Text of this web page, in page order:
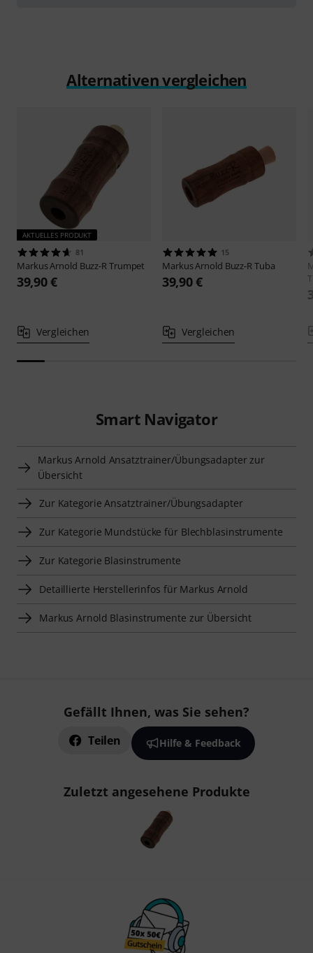
Alternativen vergleichen
AKTUELLES PRODUKT
81
Markus Arnold Buzz-R Trumpet
39,90 €
Vergleichen
15
Markus Arnold Buzz-R Tuba
39,90 €
Vergleichen
Smart Navigator
Markus Arnold Ansatztrainer/Übungsadapter zur
Übersicht
Zur Kategorie Ansatztrainer/Übungsadapter
Zur Kategorie Mundstücke für Blechblasinstrumente
Zur Kategorie Blasinstrumente
Detaillierte Herstellerinfos für Markus Arnold
Markus Arnold Blasinstrumente zur Übersicht
Gefällt Ihnen, was Sie sehen?
Teilen Hilfe & Feedback
Zuletzt angesehene Produkte